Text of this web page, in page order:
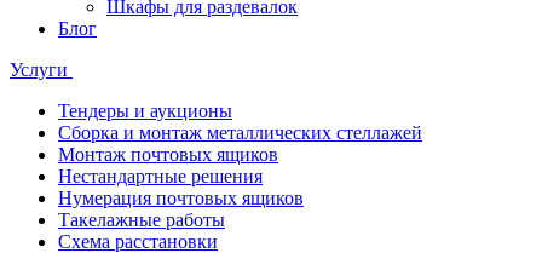
Шкафы для раздевалок
Блог
Услуги
Тендеры и аукционы
Сборка и монтаж металлических стеллажей
Монтаж почтовых ящиков
Нестандартные решения
Нумерация почтовых ящиков
Такелажные работы
Схема расстановки